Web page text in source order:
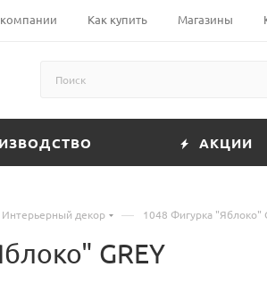
Как купить Магазины
АКЦИИ
Интерьерный декор — 1048 Фигурка "Яблоко"
GREY